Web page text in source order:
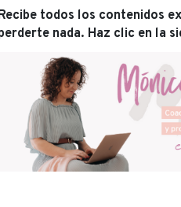
todos los contenidos
nada. Haz clic en la